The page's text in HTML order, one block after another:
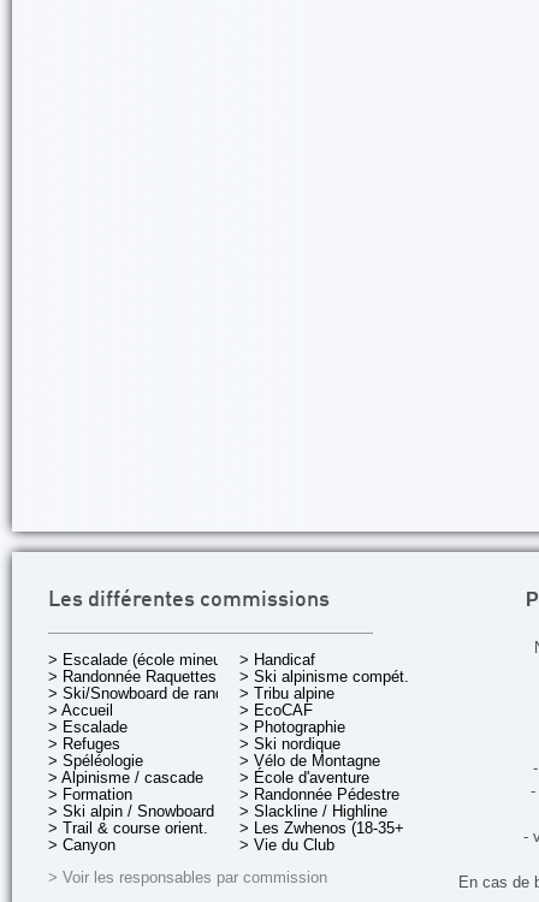
Les différentes commissions
> Escalade (école mineurs)
> Randonnée Raquettes
> Ski/Snowboard de rando.
> Accueil
> Escalade
> Refuges
> Spéléologie
> Alpinisme / cascade
> Formation
> Ski alpin / Snowboard
> Trail & course orient.
> Canyon
> Handicaf
> Ski alpinisme compét.
> Tribu alpine
> EcoCAF
> Photographie
> Ski nordique
> Vélo de Montagne
> École d'aventure
> Randonnée Pédestre
> Slackline / Highline
> Les Zwhenos (18-35+ ans)
> Vie du Club
> Voir les responsables par commission
-
-
En cas de